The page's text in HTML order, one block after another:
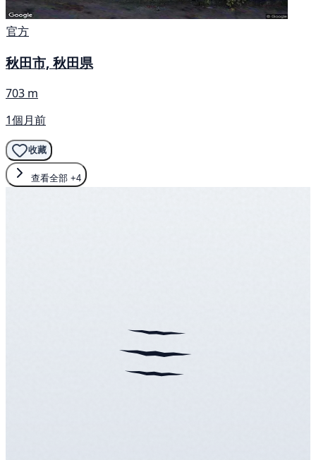
官方
秋田市, 秋田県
703 m
1個月前
收藏
查看全部 +4